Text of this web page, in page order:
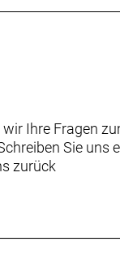
Ihre Fragen
Sie uns
zurück